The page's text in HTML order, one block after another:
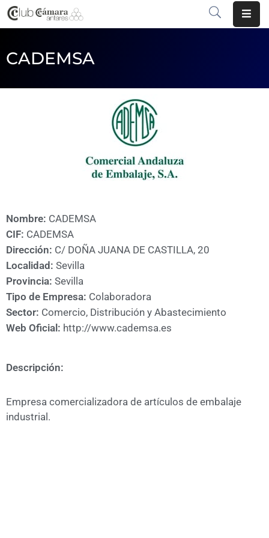
INICIO
EMPRESAS
VOLVER
A
CÁMARA
CADEMSA
Nombre: CADEMSA
CIF: CADEMSA
Dirección: C/ DOÑA JUANA DE CASTILLA, 20
Localidad: Sevilla
Provincia: Sevilla
Tipo de Empresa: Colaboradora
Sector: Comercio, Distribución y Abastecimiento
Web Oficial: http://www.cademsa.es
Descripción:
Empresa comercializadora de artículos de embalaje
industrial.